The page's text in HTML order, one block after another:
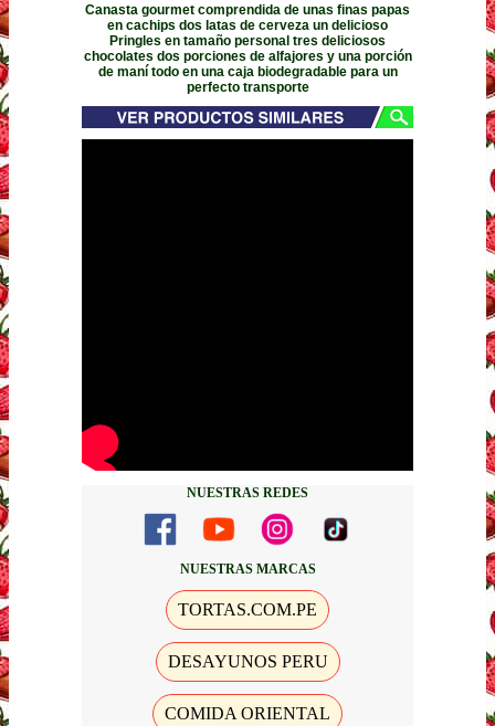
Canasta gourmet comprendida de unas finas papas
en cachips dos latas de cerveza un delicioso
Pringles en tamaño personal tres deliciosos
chocolates dos porciones de alfajores y una porción
de maní todo en una caja biodegradable para un
perfecto transporte
NUESTRAS REDES
NUESTRAS MARCAS
TORTAS.COM.PE
DESAYUNOS PERU
COMIDA ORIENTAL